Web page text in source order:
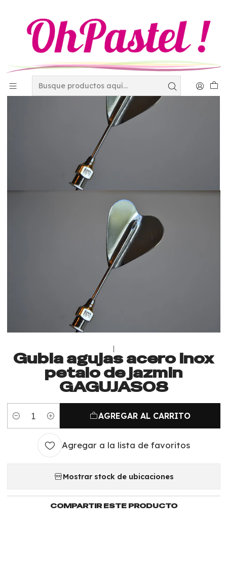
Gubia agujas acero inox petalo de jazmin GAGUJAS08
|
Gubia agujas acero inox
petalo de jazmin
GAGUJAS08
Cantidad
AGREGAR AL CARRITO
Agregar a la lista de favoritos
Mostrar stock de ubicaciones
COMPARTIR ESTE PRODUCTO